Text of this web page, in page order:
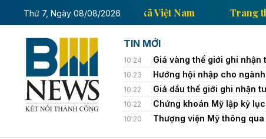
Thứ 7, Ngày 08/08/2026
Trang thông tin kinh tế của Thông tấn xã Việt Nam
TIN MỚI
10:24 Giá vàng thế giới ghi nhận
10:23 Hướng hội nhập cho
10:22 Giá dầu thế giới ghi nhận
10:22 Chứng khoán Mỹ lập kỷ
10:20 Thượng viện Mỹ thông